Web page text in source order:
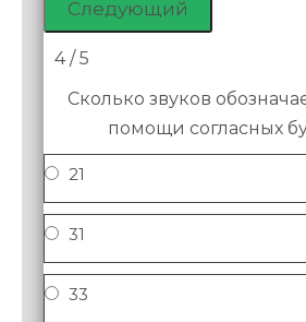
4 / 5
Сколько звуков
помощи согласных
21
31
33